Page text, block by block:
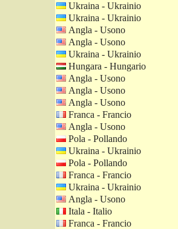
Ukraina - Ukrainio
Ukraina - Ukrainio
Angla - Usono
Angla - Usono
Ukraina - Ukrainio
Hungara - Hungario
Angla - Usono
Angla - Usono
Angla - Usono
Franca - Francio
Angla - Usono
Pola - Pollando
Ukraina - Ukrainio
Pola - Pollando
Franca - Francio
Ukraina - Ukrainio
Angla - Usono
Itala - Italio
Franca - Francio